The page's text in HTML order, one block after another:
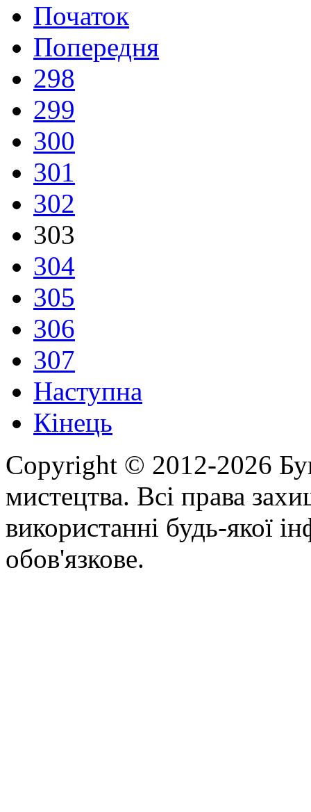
Початок
Попередня
298
299
300
301
302
303
304
305
306
307
Наступна
Кінець
Copyright © 2012-2026
мистецтва. Всі права
використанні будь-якої
обов'язкове.